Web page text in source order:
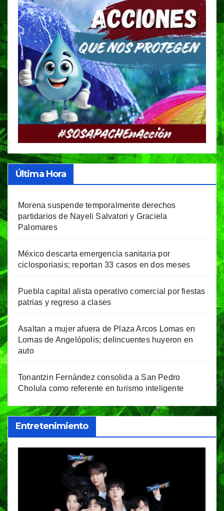
Última Hora
Morena suspende temporalmente derechos
partidarios de Nayeli Salvatori y Graciela
Palomares
México descarta emergencia sanitaria por
ciclosporiasis; reportan 33 casos en dos meses
Puebla capital alista operativo comercial por fiestas
patrias y regreso a clases
Asaltan a mujer afuera de Plaza Arcos Lomas en
Lomas de Angelópolis; delincuentes huyeron en
auto
Tonantzin Fernández consolida a San Pedro
Cholula como referente en turismo inteligente
Entretenimiento